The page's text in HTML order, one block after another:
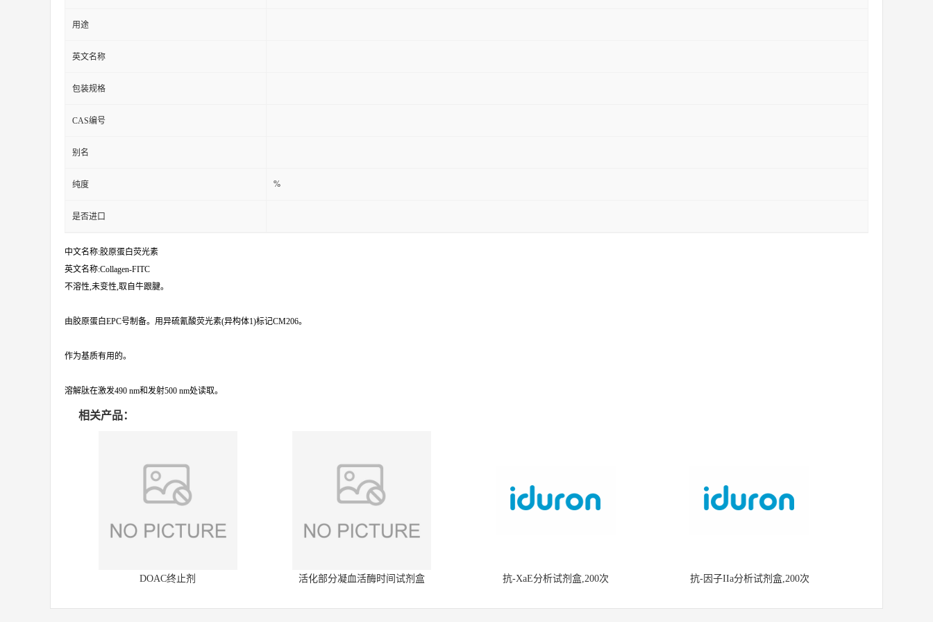
用途
英文名称
包装规格
CAS编号
别名
纯度 %
是否进口
中文名称:胶原蛋白荧光素
英文名称:Collagen-FITC
不溶性,未变性,取自牛跟腱。
由胶原蛋白EPC号制备。用异硫氰酸荧光素(异构体1)标记CM206。
作为基质有用的。
溶解肽在激发490 nm和发射500 nm处读取。
相关产品：
DOAC终止剂 活化部分凝血活酶时间试剂盒 抗-XaE分析试剂盒,200次 抗-因子IIa分析试剂盒,200次